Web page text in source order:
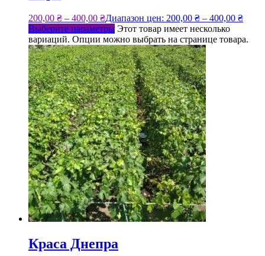
200,00 ₴ – 400,00 ₴Диапазон цен: 200,00 ₴ – 400,00 ₴
Выберите параметры Этот товар имеет несколько
вариаций. Опции можно выбрать на странице товара.
Краса Днепра